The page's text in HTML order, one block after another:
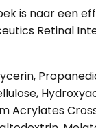
is naar een
Retinal
Acrylates